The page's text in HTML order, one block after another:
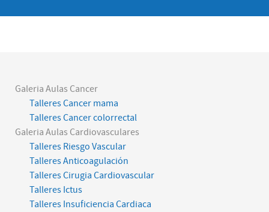
Galeria Aulas Cancer
Talleres Cancer mama
Talleres Cancer colorrectal
Galeria Aulas Cardiovasculares
Talleres Riesgo Vascular
Talleres Anticoagulación
Talleres Cirugia Cardiovascular
Talleres Ictus
Talleres Insuficiencia Cardiaca